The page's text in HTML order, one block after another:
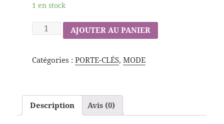
1 en stock
AJOUTER AU PANIER
Catégories : PORTE-CLÉS, MODE
Description Avis (0)